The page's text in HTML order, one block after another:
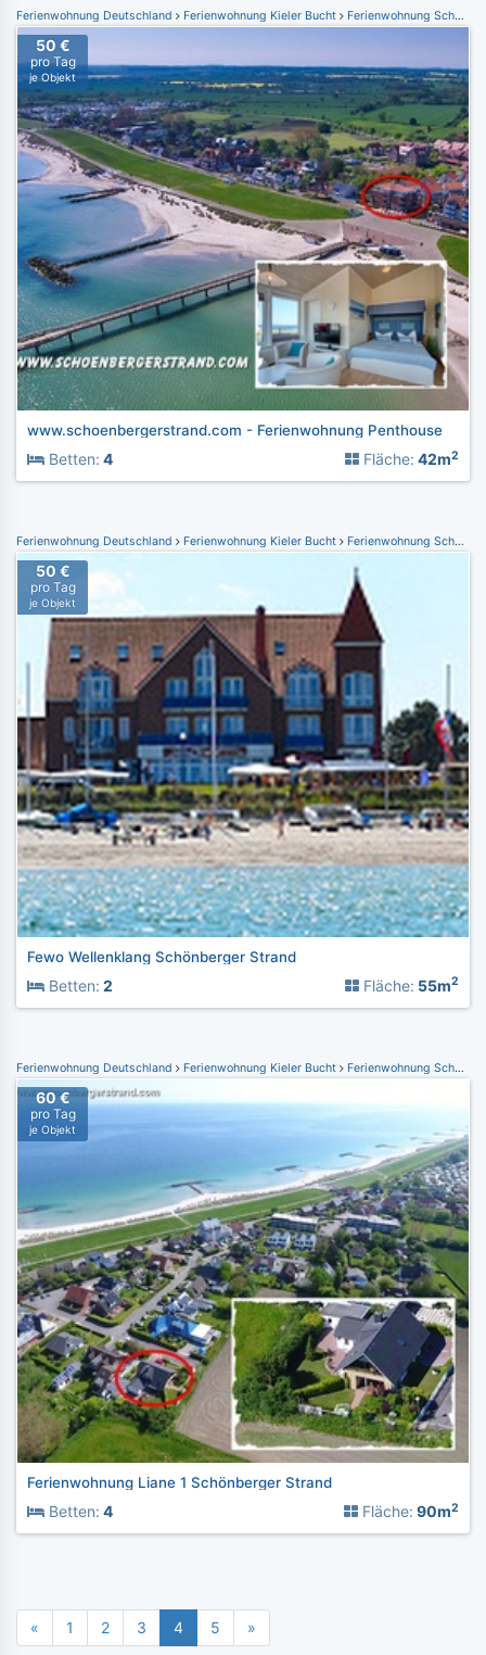
Ferienwohnung Deutschland Ferienwohnung Kieler Bucht Ferienwohnung Schönberger Strand
50 €
pro Tag
je Objekt
www.schoenbergerstrand.com - Ferienwohnung Penthouse
Betten: 4 Fläche: 42m2
Ferienwohnung Deutschland Ferienwohnung Kieler Bucht Ferienwohnung Schönberger Strand
50 €
pro Tag
je Objekt
Fewo Wellenklang Schönberger Strand
Betten: 2 Fläche: 55m2
Ferienwohnung Deutschland Ferienwohnung Kieler Bucht Ferienwohnung Schönberger Strand
60 €
pro Tag
je Objekt
Ferienwohnung Liane 1 Schönberger Strand
Betten: 4 Fläche: 90m2
« 1 2 3 4 5 »